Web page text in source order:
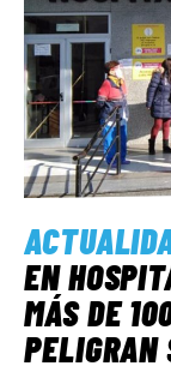
EN
MÁS DE
PELIGRAN